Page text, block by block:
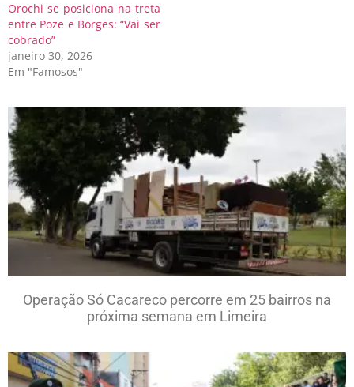
Orochi se posiciona na treta
entre Poze e Borges: “Vai ser
cobrado”
janeiro 30, 2026
Em "Famosos"
Operação Só Cacareco percorre em 25 bairros na
próxima semana em Limeira